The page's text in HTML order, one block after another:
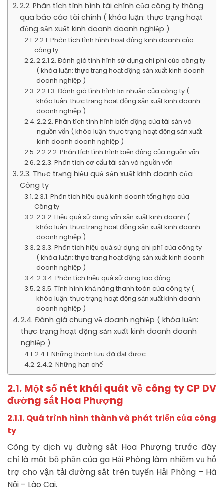
2.2. Phân tích tình hình tài chính của công ty thông
qua báo cáo tài chính ( khóa luận: thực trạng hoạt
động sản xuất kinh doanh doanh nghiệp )
2.2.1. Phân tích tình hình hoạt động kinh doanh của
công ty
2.2.1.2. Đánh giá tình hình sử dụng chi phí của công ty
( khóa luận: thực trạng hoạt động sản xuất kinh doanh
doanh nghiệp )
2.2.1.3. Đánh giá tình hình lợi nhuận của công ty (
khóa luận: thực trạng hoạt động sản xuất kinh doanh
doanh nghiệp )
2.2.2. Phân tích tình hình biến động của tài sản và
nguồn vốn ( khóa luận: thực trạng hoạt động sản xuất
kinh doanh doanh nghiệp )
2.2.2.2. Phân tích tình hình biến động của nguồn vốn
2.2.3. Phân tích cơ cấu tài sản và nguồn vốn
2.3. Thực trạng hiệu quả sản xuất kinh doanh của
Công ty
2.3.1. Phân tích hiệu quả kinh doanh tổng hợp của
Công ty
2.3.2. Hiệu quả sử dụng vốn sản xuất kinh doanh (
khóa luận: thực trạng hoạt động sản xuất kinh doanh
doanh nghiệp )
2.3.3. Phân tích hiệu quả sử dụng chi phí của công ty
( khóa luận: thực trạng hoạt động sản xuất kinh doanh
doanh nghiệp )
2.3.4. Phân tích hiệu quả sử dụng lao động
2.3.5. Tình hình khả năng thanh toán của công ty (
khóa luận: thực trạng hoạt động sản xuất kinh doanh
doanh nghiệp )
2.4. Đánh giá chung về doanh nghiệp ( khóa luận:
thực trạng hoạt động sản xuất kinh doanh doanh
nghiệp )
2.4.1. Những thành tựu đã đạt được
2.4.2. Những hạn chế
2.1. Một số nét khái quát về công ty CP DV
đường sắt Hoa Phượng
2.1.1. Quá trình hình thành và phát triển của công
ty
Công ty dịch vụ đường sắt Hoa Phượng trước đây
chỉ là một bộ phận của ga Hải Phòng làm nhiệm vụ hỗ
trợ cho vận tải đường sắt trên tuyến Hải Phòng – Hà
Nội – Lào Cai.